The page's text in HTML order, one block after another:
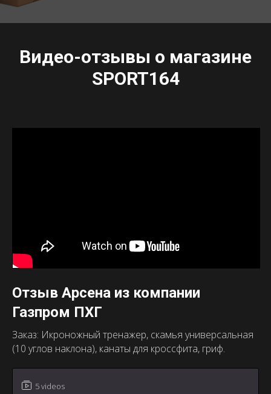
Видео-отзывы о магазине
SPORT164
5 videos
Отзыв Арсена из компании
Газпром ПХГ
Заказ: Икроножный тренажер, скамья универсальная
(10 углов наклона), канаты для кроссфита, гриф.